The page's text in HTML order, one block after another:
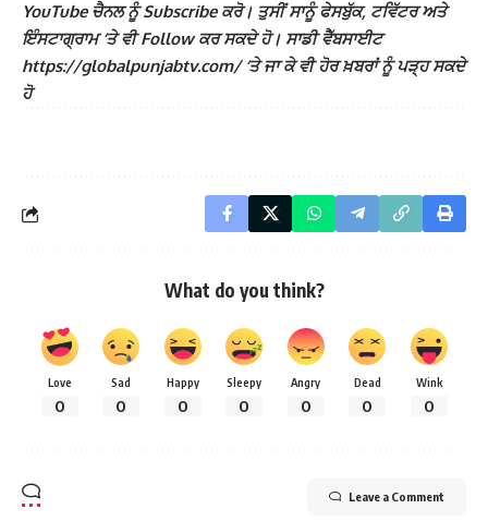
YouTube ਚੈਨਲ ਨੂੰ Subscribe ਕਰੋ। ਤੁਸੀਂ ਸਾਨੂੰ ਫੇਸਬੁੱਕ, ਟਵਿੱਟਰ ਅਤੇ
ਇੰਸਟਾਗ੍ਰਾਮ ‘ਤੇ ਵੀ Follow ਕਰ ਸਕਦੇ ਹੋ। ਸਾਡੀ ਵੈੱਬਸਾਈਟ
https://globalpunjabtv.com/ ‘ਤੇ ਜਾ ਕੇ ਵੀ ਹੋਰ ਖ਼ਬਰਾਂ ਨੂੰ ਪੜ੍ਹ ਸਕਦੇ
ਹੋ
What do you think?
Love
0
Sad
0
Happy
0
Sleepy
0
Angry
0
Dead
0
Wink
0
Leave a Comment